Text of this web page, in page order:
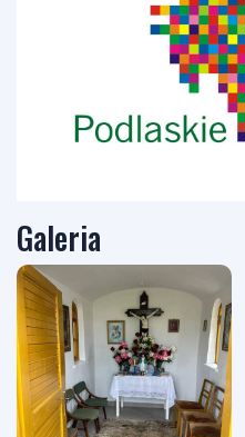
Galeria